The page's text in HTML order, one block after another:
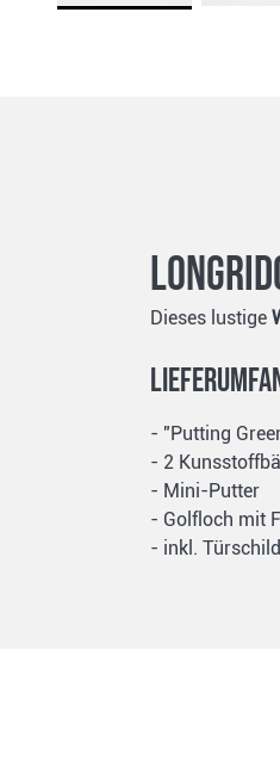
Dieses lustige
- "Putting
- 2
- Mini-Putter
- Golfloch mit
- inkl.